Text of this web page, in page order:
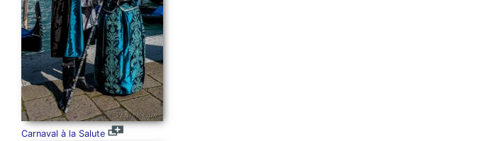
Carnaval à la Salute